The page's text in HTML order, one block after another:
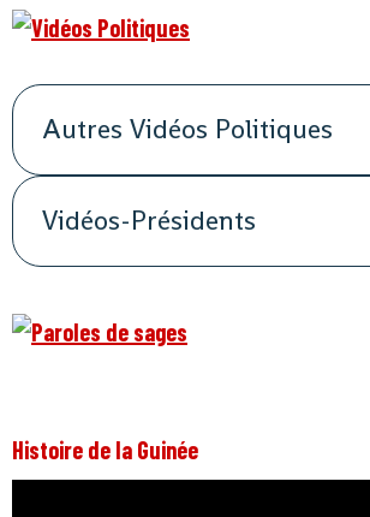
Autres Vidéos Politiques
Vidéos-Présidents
Histoire de la Guinée